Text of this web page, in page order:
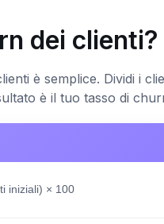
dei clienti?
è semplice. Dividi i
è il tuo tasso di
iniziali) × 100